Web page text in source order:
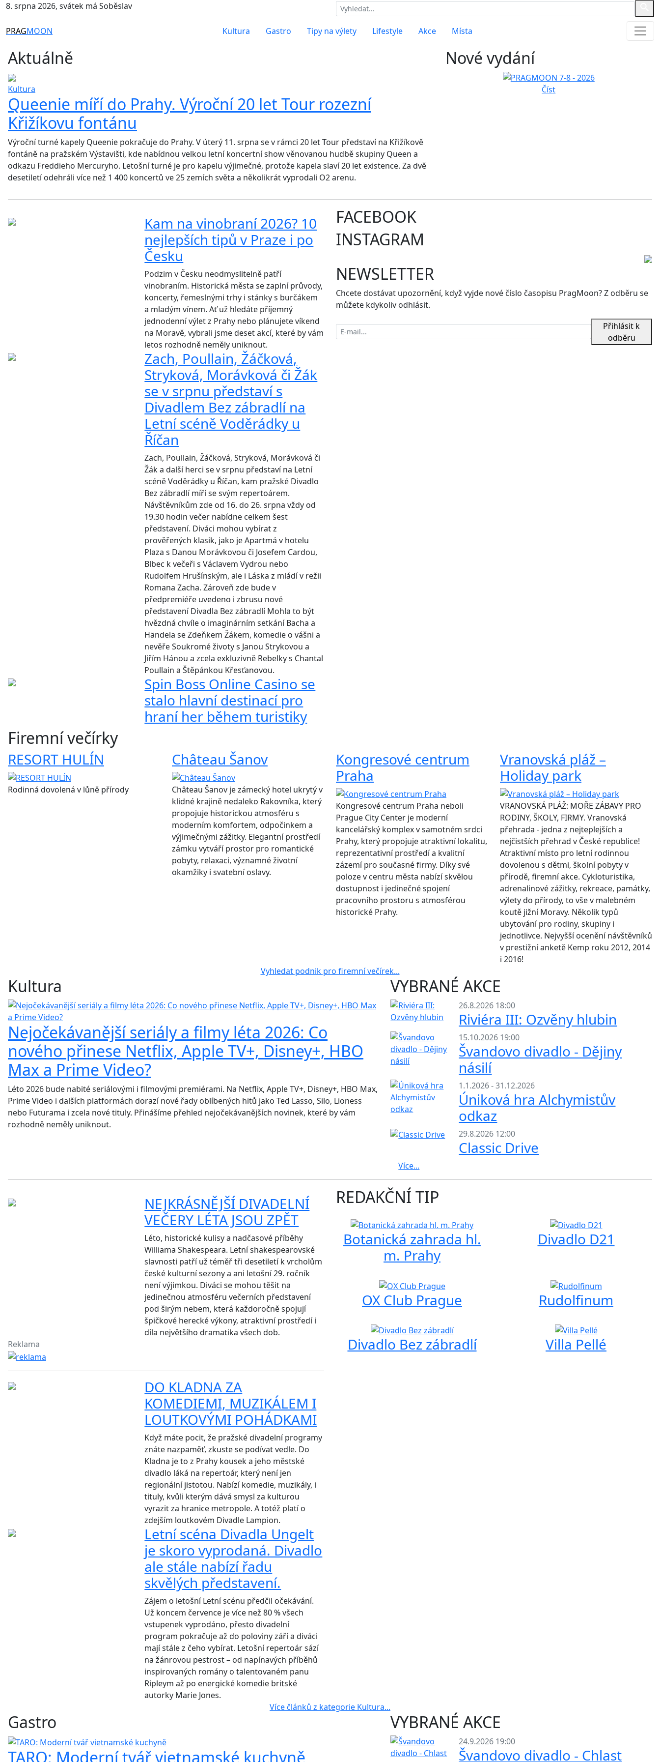
8. srpna 2026, svátek má Soběslav
PRAGMOON Kultura Gastro Tipy na výlety Lifestyle Akce Místa
Aktuálně
Kultura
Queenie míří do Prahy. Výroční 20 let Tour rozezní
Křižíkovu fontánu
Výroční turné kapely Queenie pokračuje do Prahy. V úterý 11. srpna se v rámci 20 let Tour představí na Křižíkově
fontáně na pražském Výstavišti, kde nabídnou velkou letní koncertní show věnovanou hudbě skupiny Queen a
odkazu Freddieho Mercuryho. Letošní turné je pro kapelu výjimečné, protože kapela slaví 20 let existence. Za dvě
desetiletí odehráli více než 1 400 koncertů ve 25 zemích světa a několikrát vyprodali O2 arenu.
Nové vydání
Číst
Kam na vinobraní 2026? 10
nejlepších tipů v Praze i po
Česku
Podzim v Česku neodmyslitelně patří
vinobraním. Historická města se zaplní průvody,
koncerty, řemeslnými trhy i stánky s burčákem
a mladým vínem. Ať už hledáte příjemný
jednodenní výlet z Prahy nebo plánujete víkend
na Moravě, vybrali jsme deset akcí, které by vám
letos rozhodně neměly uniknout.
Zach, Poullain, Žáčková,
Stryková, Morávková či Žák
se v srpnu představí s
Divadlem Bez zábradlí na
Letní scéně Voděrádky u
Říčan
Zach, Poullain, Žáčková, Stryková, Morávková či
Žák a další herci se v srpnu představí na Letní
scéně Voděrádky u Říčan, kam pražské Divadlo
Bez zábradlí míří se svým repertoárem.
Návštěvníkům zde od 16. do 26. srpna vždy od
19.30 hodin večer nabídne celkem šest
představení. Diváci mohou vybírat z
prověřených klasik, jako je Apartmá v hotelu
Plaza s Danou Morávkovou či Josefem Cardou,
Blbec k večeři s Václavem Vydrou nebo
Rudolfem Hrušínským, ale i Láska z mládí v režii
Romana Zacha. Zároveň zde bude v
předpremiéře uvedeno i zbrusu nové
představení Divadla Bez zábradlí Mohla to být
hvězdná chvíle o imaginárním setkání Bacha a
Händela se Zdeňkem Žákem, komedie o vášni a
nevěře Soukromé životy s Janou Strykovou a
Jiřím Hánou a zcela exkluzivně Rebelky s Chantal
Poullain a Štěpánkou Křesťanovou.
Spin Boss Online Casino se
stalo hlavní destinací pro
hraní her během turistiky
FACEBOOK
INSTAGRAM
NEWSLETTER
Chcete dostávat upozornění, když vyjde nové číslo časopisu PragMoon? Z odběru se
můžete kdykoliv odhlásit.
Přihlásit k
odběru
Firemní večírky
RESORT HULÍN
Rodinná dovolená v lůně přírody
Château Šanov
Château Šanov je zámecký hotel ukrytý v
klidné krajině nedaleko Rakovníka, který
propojuje historickou atmosféru s
moderním komfortem, odpočinkem a
výjimečnými zážitky. Elegantní prostředí
zámku vytváří prostor pro romantické
pobyty, relaxaci, významné životní
okamžiky i svatební oslavy.
Kongresové centrum
Praha
Kongresové centrum Praha neboli
Prague City Center je moderní
kancelářský komplex v samotném srdci
Prahy, který propojuje atraktivní lokalitu,
reprezentativní prostředí a kvalitní
zázemí pro současné firmy. Díky své
poloze v centru města nabízí skvělou
dostupnost i jedinečné spojení
pracovního prostoru s atmosférou
historické Prahy.
Vranovská pláž –
Holiday park
VRANOVSKÁ PLÁŽ: MOŘE ZÁBAVY PRO
RODINY, ŠKOLY, FIRMY. Vranovská
přehrada - jedna z nejteplejších a
nejčistších přehrad v České republice!
Atraktivní místo pro letní rodinnou
dovolenou s dětmi, školní pobyty v
přírodě, firemní akce. Cykloturistika,
adrenalinové zážitky, rekreace, památky,
výlety do přírody, to vše v malebném
koutě jižní Moravy. Několik typů
ubytování pro rodiny, skupiny i
jednotlivce. Nejvyšší ocenění návštěvníků
v prestižní anketě Kemp roku 2012, 2014
i 2016!
Vyhledat podnik pro firemní večírek...
Kultura
Nejočekávanější seriály a filmy léta 2026: Co
nového přinese Netflix, Apple TV+, Disney+, HBO
Max a Prime Video?
Léto 2026 bude nabité seriálovými i filmovými premiérami. Na Netflix, Apple TV+, Disney+, HBO Max,
Prime Video i dalších platformách dorazí nové řady oblíbených hitů jako Ted Lasso, Silo, Lioness
nebo Futurama i zcela nové tituly. Přinášíme přehled nejočekávanějších novinek, které by vám
rozhodně neměly uniknout.
VYBRANÉ AKCE
26.8.2026 18:00
Riviéra III: Ozvěny hlubin
15.10.2026 19:00
Švandovo divadlo - Dějiny
násilí
1.1.2026 - 31.12.2026
Úniková hra Alchymistův
odkaz
29.8.2026 12:00
Classic Drive
Více...
NEJKRÁSNĚJŠÍ DIVADELNÍ
VEČERY LÉTA JSOU ZPĚT
Léto, historické kulisy a nadčasové příběhy
Williama Shakespeara. Letní shakespearovské
slavnosti patří už téměř tři desetiletí k vrcholům
české kulturní sezony a ani letošní 29. ročník
není výjimkou. Diváci se mohou těšit na
jedinečnou atmosféru večerních představení
pod širým nebem, která každoročně spojují
špičkové herecké výkony, atraktivní prostředí i
díla největšího dramatika všech dob.
Reklama
DO KLADNA ZA
KOMEDIEMI, MUZIKÁLEM I
LOUTKOVÝMI POHÁDKAMI
Když máte pocit, že pražské divadelní programy
znáte nazpaměť, zkuste se podívat vedle. Do
Kladna je to z Prahy kousek a jeho městské
divadlo láká na repertoár, který není jen
regionální jistotou. Nabízí komedie, muzikály, i
tituly, kvůli kterým dává smysl za kulturou
vyrazit za hranice metropole. A totéž platí o
zdejším loutkovém Divadle Lampion.
Letní scéna Divadla Ungelt
je skoro vyprodaná. Divadlo
ale stále nabízí řadu
skvělých představení.
Zájem o letošní Letní scénu předčil očekávání.
Už koncem července je více než 80 % všech
vstupenek vyprodáno, přesto divadelní
program pokračuje až do poloviny září a diváci
mají stále z čeho vybírat. Letošní repertoár sází
na žánrovou pestrost – od napínavých příběhů
inspirovaných romány o talentovaném panu
Ripleym až po energické komedie britské
autorky Marie Jones.
REDAKČNÍ TIP
Botanická zahrada hl.
m. Prahy
Divadlo D21
OX Club Prague Rudolfinum
Divadlo Bez zábradlí Villa Pellé
Více článků z kategorie Kultura...
Gastro
TARO: Moderní tvář vietnamské kuchyně
VYBRANÉ AKCE
24.9.2026 19:00
Švandovo divadlo - Chlast